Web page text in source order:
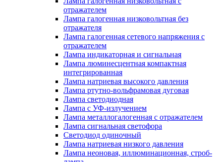
отражателем
Лампа галогенная низковольтная без
отражателя
Лампа галогенная сетевого напряжения с
отражателем
Лампа индикаторная и сигнальная
Лампа люминесцентная компактная
интегрированная
Лампа натриевая высокого давления
Лампа ртутно-вольфрамовая дуговая
Лампа светодиодная
Лампа с УФ-излучением
Лампа металлогалогенная с отражателем
Лампа сигнальная светофора
Светодиод одиночный
Лампа натриевая низкого давления
Лампа неоновая, иллюминационная, строб-